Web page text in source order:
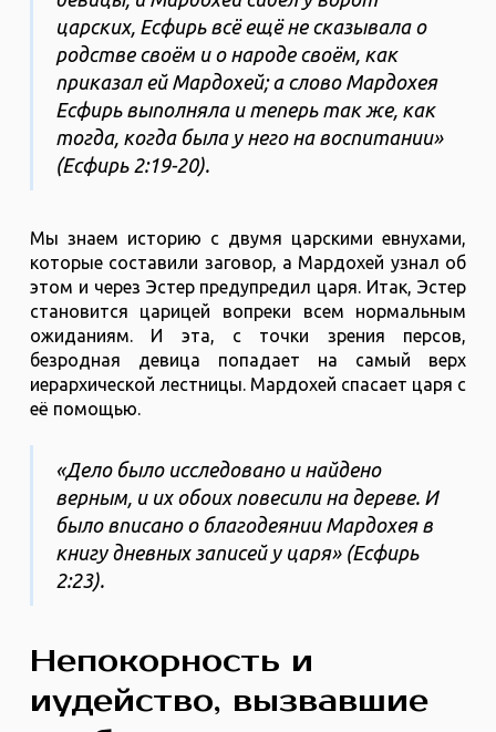
царских, Есфирь всё ещё не сказывала о
родстве своём и о народе своём, как
приказал ей Мардохей; а слово Мардохея
Есфирь выполняла и теперь так же, как
тогда, когда была у него на воспитании»
(Есфирь 2:19-20).
Мы знаем историю с двумя царскими евнухами,
которые составили заговор, а Мардохей узнал об
этом и через Эстер предупредил царя. Итак, Эстер
становится царицей вопреки всем нормальным
ожиданиям. И эта, с точки зрения персов,
безродная девица попадает на самый верх
иерархической лестницы. Мардохей спасает царя с
её помощью.
«Дело было исследовано и найдено
верным, и их обоих повесили на дереве. И
было вписано о благодеянии Мардохея в
книгу дневных записей у царя» (Есфирь
2:23).
Непокорность и
иудейство, вызвавшие